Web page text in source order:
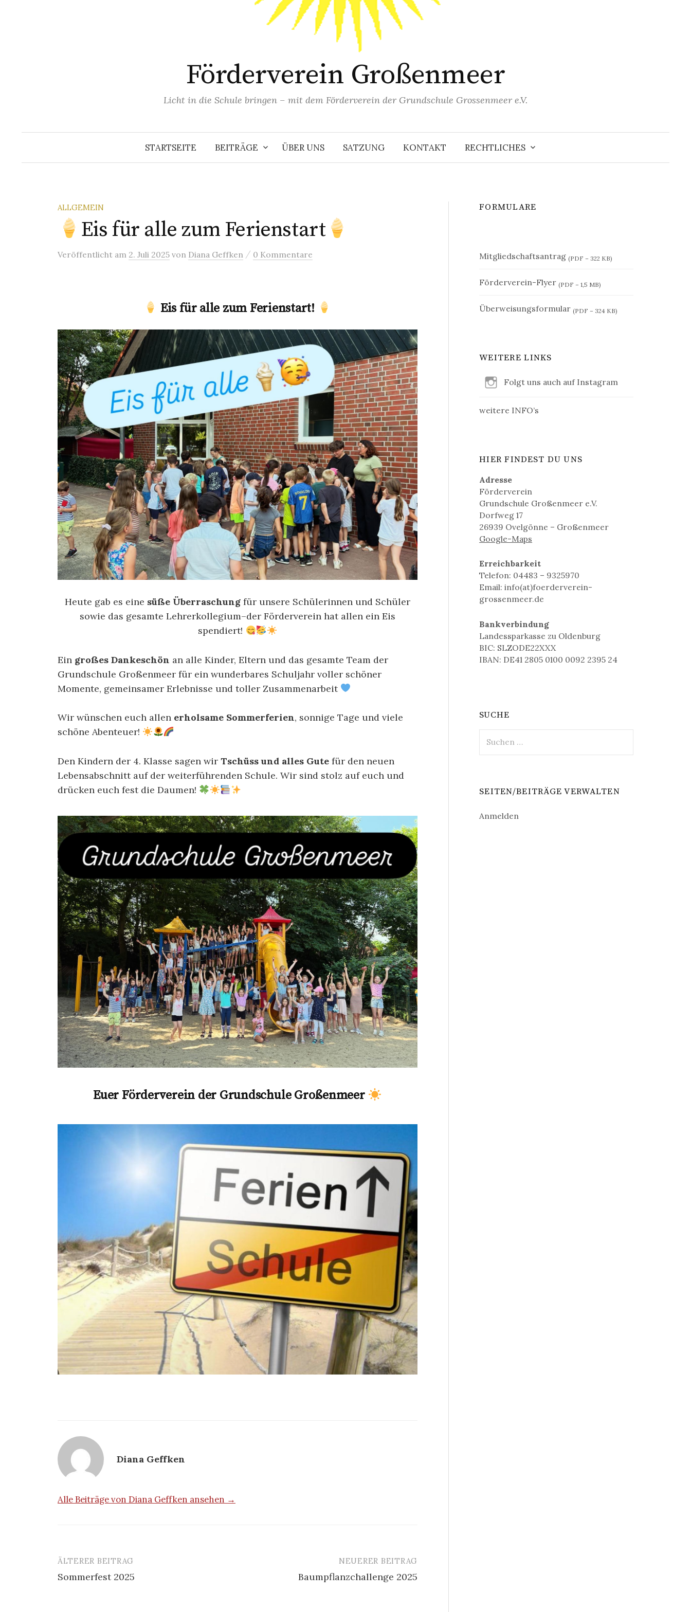
Förderverein Großenmeer
Licht in die Schule bringen – mit dem Förderverein der Grundschule Grossenmeer e.V.
STARTSEITE BEITRÄGE ÜBER UNS SATZUNG KONTAKT RECHTLICHES
ALLGEMEIN
Eis für alle zum Ferienstart
Veröffentlicht am 2. Juli 2025 von Diana Geffken / 0 Kommentare
Eis für alle zum Ferienstart!
Heute gab es eine süße Überraschung für unsere Schülerinnen und Schüler
sowie das gesamte Lehrerkollegium–der Förderverein hat allen ein Eis
spendiert!
Ein großes Dankeschön an alle Kinder, Eltern und das gesamte Team der
Grundschule Großenmeer für ein wunderbares Schuljahr voller schöner
Momente, gemeinsamer Erlebnisse und toller Zusammenarbeit
Wir wünschen euch allen erholsame Sommerferien, sonnige Tage und viele
schöne Abenteuer!
Den Kindern der 4. Klasse sagen wir Tschüss und alles Gute für den neuen
Lebensabschnitt auf der weiterführenden Schule. Wir sind stolz auf euch und
drücken euch fest die Daumen!
Euer Förderverein der Grundschule Großenmeer
Diana Geffken
Alle Beiträge von Diana Geffken ansehen →
Beitrags-
Navigation
ÄLTERER BEITRAG
Sommerfest 2025
NEUERER BEITRAG
Baumpflanzchallenge 2025
FORMULARE
Mitgliedschaftsantrag (PDF – 322 KB)
Förderverein-Flyer (PDF – 1,5 MB)
Überweisungsformular (PDF – 324 KB)
WEITERE LINKS
Folgt uns auch auf Instagram
weitere INFO’s
HIER FINDEST DU UNS
Adresse
Förderverein
Grundschule Großenmeer e.V.
Dorfweg 17
26939 Ovelgönne – Großenmeer
Google-Maps
Erreichbarkeit
Telefon: 04483 – 9325970
Email: info(at)foerderverein-
grossenmeer.de
Bankverbindung
Landessparkasse zu Oldenburg
BIC: SLZODE22XXX
IBAN: DE41 2805 0100 0092 2395 24
SUCHE
nach:
SEITEN/BEITRÄGE VERWALTEN
Anmelden